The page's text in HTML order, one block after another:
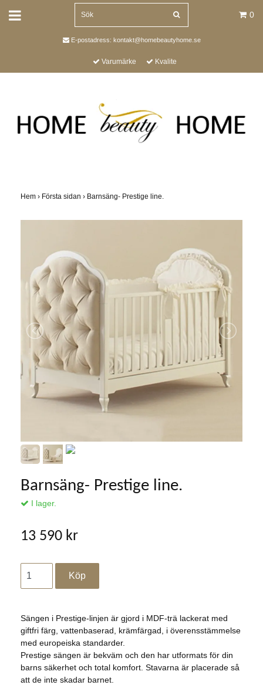
0
E-postadress: kontakt@homebeautyhome.se
Varumärke Kvalite
Hem › Första sidan › Barnsäng- Prestige line.
Barnsäng- Prestige line.
I lager.
13 590 kr
Sängen i Prestige-linjen är gjord i MDF-trä lackerat med
giftfri färg, vattenbaserad, krämfärgad, i överensstämmelse
med europeiska standarder.
Prestige sängen är bekväm och den har utformats för din
barns säkerhet och total komfort. Stavarna är placerade så
att de inte skadar barnet.